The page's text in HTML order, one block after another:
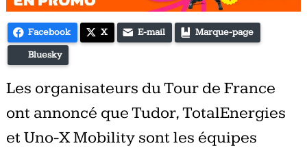
Facebook X E-mail Marque-page
Bluesky
Les organisateurs du Tour de France
ont annoncé que Tudor, TotalEnergies
et Uno-X Mobility sont les équipes